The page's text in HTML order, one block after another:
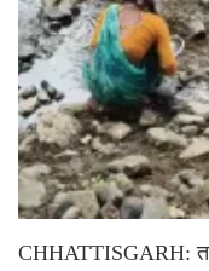
CHHATTISGARH: